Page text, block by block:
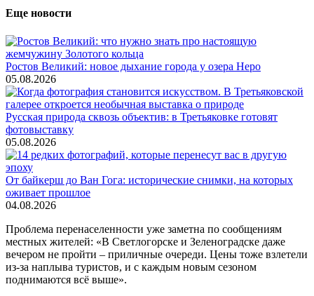
Еще новости
Ростов Великий: новое дыхание города у озера Неро
05.08.2026
Русская природа сквозь объектив: в Третьяковке готовят
фотовыставку
05.08.2026
От байкерш до Ван Гога: исторические снимки, на которых
оживает прошлое
04.08.2026
Проблема перенаселенности уже заметна по сообщениям
местных жителей: «В Светлогорске и Зеленоградске даже
вечером не пройти – приличные очереди. Цены тоже взлетели
из-за наплыва туристов, и с каждым новым сезоном
поднимаются всё выше».